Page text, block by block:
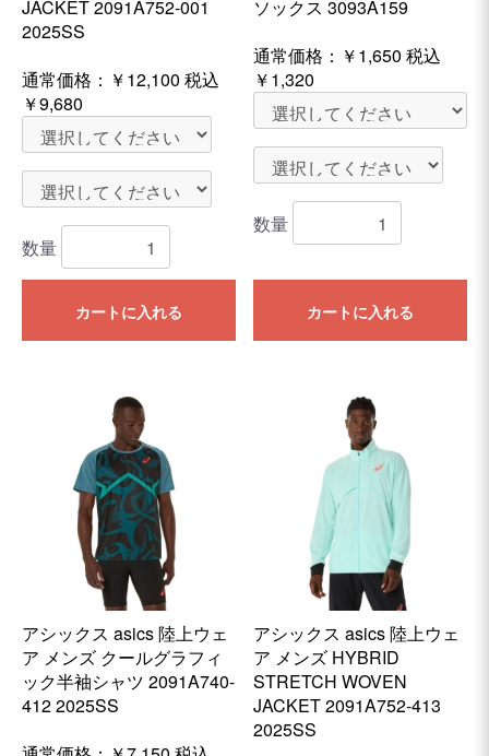
JACKET 2091A752-001
2025SS
通常価格： ￥12,100 税込
￥9,680
数量
カートに入れる
ソックス 3093A159
通常価格： ￥1,650 税込
￥1,320
数量
カートに入れる
アシックス asics 陸上ウェ
ア メンズ クールグラフィ
ック半袖シャツ 2091A740-
412 2025SS
アシックス asics 陸上ウェ
ア メンズ HYBRID
STRETCH WOVEN
JACKET 2091A752-413
2025SS